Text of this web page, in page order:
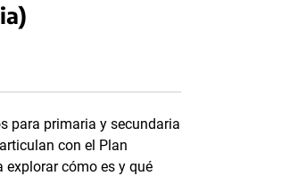
para primaria y secundaria
con el Plan
explorar cómo es y qué